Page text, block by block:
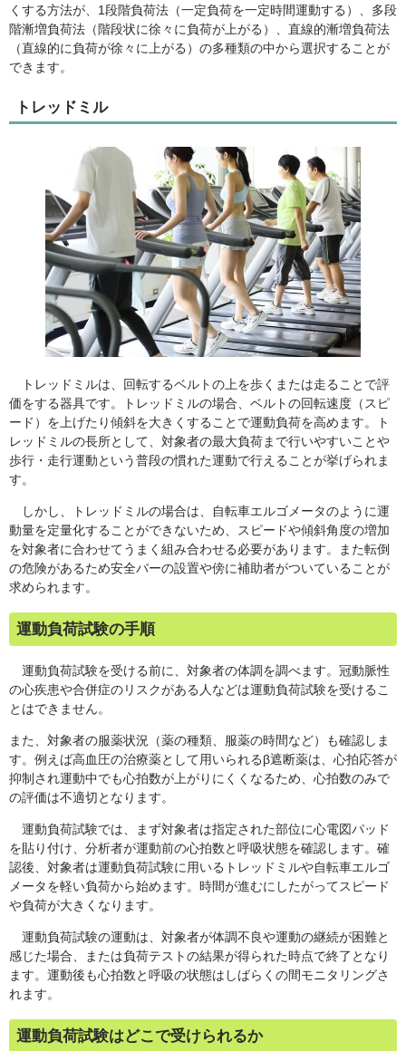
くする方法が、1段階負荷法（一定負荷を一定時間運動する）、多段
階漸増負荷法（階段状に徐々に負荷が上がる）、直線的漸増負荷法
（直線的に負荷が徐々に上がる）の多種類の中から選択することが
できます。
トレッドミル
トレッドミルは、回転するベルトの上を歩くまたは走ることで評
価をする器具です。トレッドミルの場合、ベルトの回転速度（スピ
ード）を上げたり傾斜を大きくすることで運動負荷を高めます。ト
レッドミルの長所として、対象者の最大負荷まで行いやすいことや
歩行・走行運動という普段の慣れた運動で行えることが挙げられま
す。
しかし、トレッドミルの場合は、自転車エルゴメータのように運
動量を定量化することができないため、スピードや傾斜角度の増加
を対象者に合わせてうまく組み合わせる必要があります。また転倒
の危険があるため安全バーの設置や傍に補助者がついていることが
求められます。
運動負荷試験の手順
運動負荷試験を受ける前に、対象者の体調を調べます。冠動脈性
の心疾患や合併症のリスクがある人などは運動負荷試験を受けるこ
とはできません。
また、対象者の服薬状況（薬の種類、服薬の時間など）も確認しま
す。例えば高血圧の治療薬として用いられるβ遮断薬は、心拍応答が
抑制され運動中でも心拍数が上がりにくくなるため、心拍数のみで
の評価は不適切となります。
運動負荷試験では、まず対象者は指定された部位に心電図パッド
を貼り付け、分析者が運動前の心拍数と呼吸状態を確認します。確
認後、対象者は運動負荷試験に用いるトレッドミルや自転車エルゴ
メータを軽い負荷から始めます。時間が進むにしたがってスピード
や負荷が大きくなります。
運動負荷試験の運動は、対象者が体調不良や運動の継続が困難と
感じた場合、または負荷テストの結果が得られた時点で終了となり
ます。運動後も心拍数と呼吸の状態はしばらくの間モニタリングさ
れます。
運動負荷試験はどこで受けられるか